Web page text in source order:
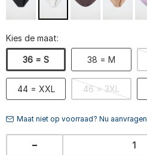
Kies de maat:
36 = S 38 = M
44 = XXL 46 = 3XL
Maat niet op voorraad? Nu aanvragen
-